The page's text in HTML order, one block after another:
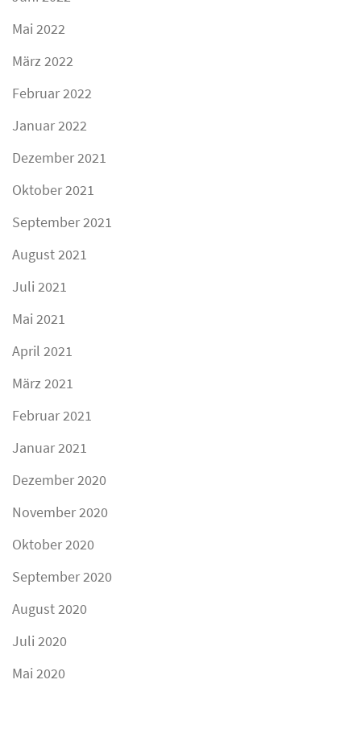
Mai 2022
März 2022
Februar 2022
Januar 2022
Dezember 2021
Oktober 2021
September 2021
August 2021
Juli 2021
Mai 2021
April 2021
März 2021
Februar 2021
Januar 2021
Dezember 2020
November 2020
Oktober 2020
September 2020
August 2020
Juli 2020
Mai 2020